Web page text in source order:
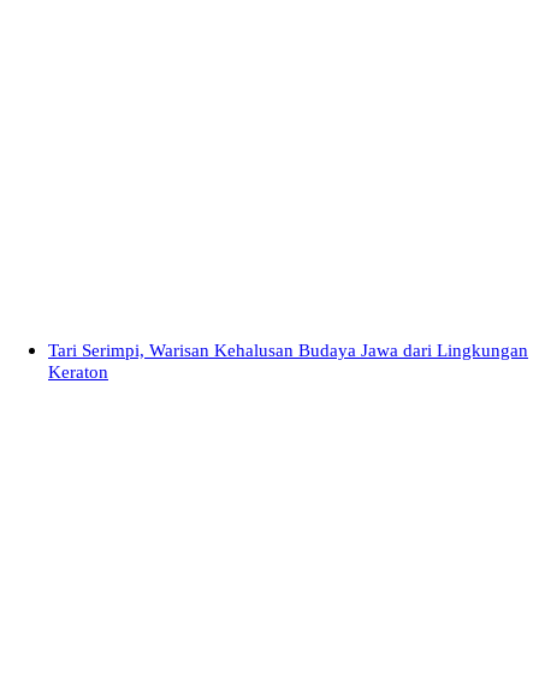
Tari Serimpi, Warisan Kehalusan Budaya Jawa dari Lingkungan
Keraton